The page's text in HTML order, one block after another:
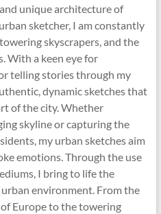
unique architecture of
sketcher, I am constantly
skyscrapers, and the
With a keen eye for
telling stories through my
dynamic sketches that
of the city. Whether
skyline or capturing the
my urban sketches aim
emotions. Through the use
I bring to life the
environment. From the
Europe to the towering